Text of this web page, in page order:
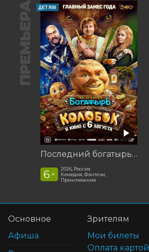
ПРЕМЬЕРА ДЕТЯМ
Последний богатырь. Колобок
6 +
2026, Россия
Комедия, Фэнтези,
Приключения
Основное
Афиша
Зрителям
Мои билеты
Оплата картой